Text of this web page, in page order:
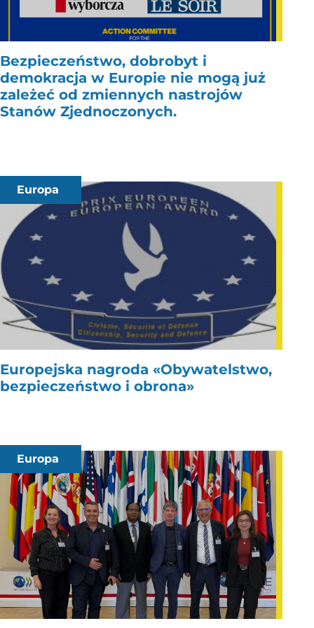
Bezpieczeństwo, dobrobyt i
demokracja w Europie nie mogą już
zależeć od zmiennych nastrojów
Stanów Zjednoczonych.
Europa
Europejska nagroda «Obywatelstwo,
bezpieczeństwo i obrona»
Europa